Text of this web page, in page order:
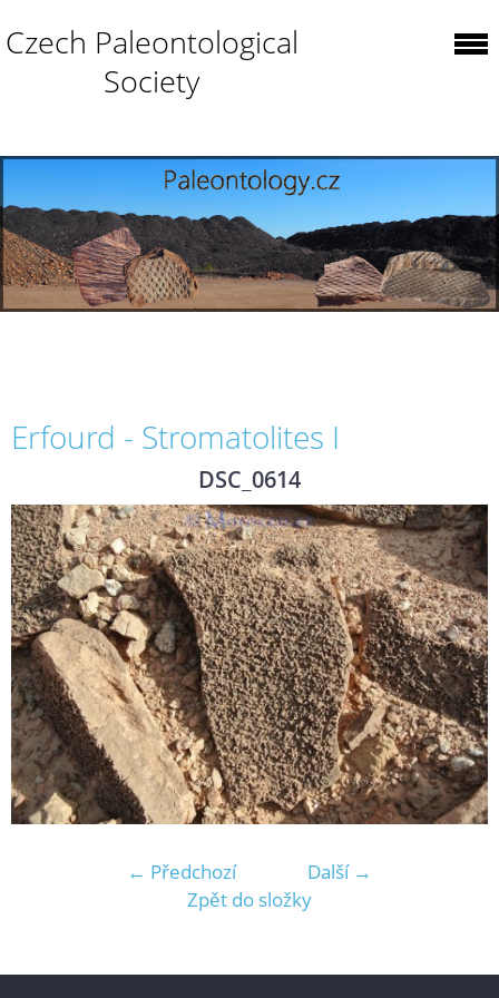
Czech Paleontological
Society
Erfourd - Stromatolites I
DSC_0614
← Předchozí
Další →
Zpět do složky